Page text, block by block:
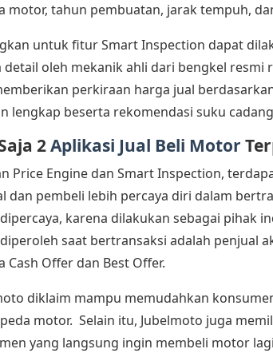
motor, tahun pembuatan, jarak tempuh,
untuk fitur Smart Inspection dapat
detail oleh mekanik ahli dari bengkel
perkiraan harga jual
lengkap beserta rekomendasi suku
2Aplikasi Jual Beli Motor
Price Engine dan Smart Inspection,
dan pembeli lebih percaya diri dalam
karena dilakukan sebagai pihak
saat bertransaksi adalah penjual
Cash Offer dan Best Offer.
diklaim mampu memudahkan
motor. Selain itu, Jubelmoto juga
yang langsung ingin membeli motor